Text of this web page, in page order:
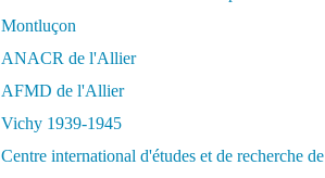
Montluçon
ANACR de l'Allier
AFMD de l'Allier
Vichy 1939-1945
Centre international d'études et de recherche de